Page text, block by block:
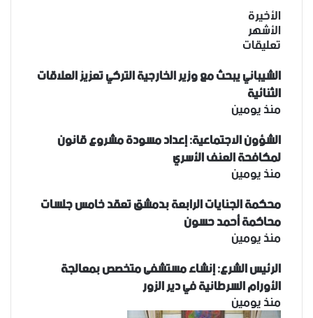
الأخيرة
الأشهر
تعليقات
الشيباني يبحث مع وزير الخارجية التركي تعزيز العلاقات
الثنائية
منذ يومين
الشؤون الاجتماعية: إعداد مسودة مشروع قانون
لمكافحة العنف الأسري ‏
منذ يومين
محكمة الجنايات الرابعة بدمشق تعقد خامس جلسات
محاكمة أحمد حسون
منذ يومين
الرئيس الشرع: إنشاء ‌‏مستشفى متخصص بمعالجة
الأورام السرطانية في دير الزور
منذ يومين